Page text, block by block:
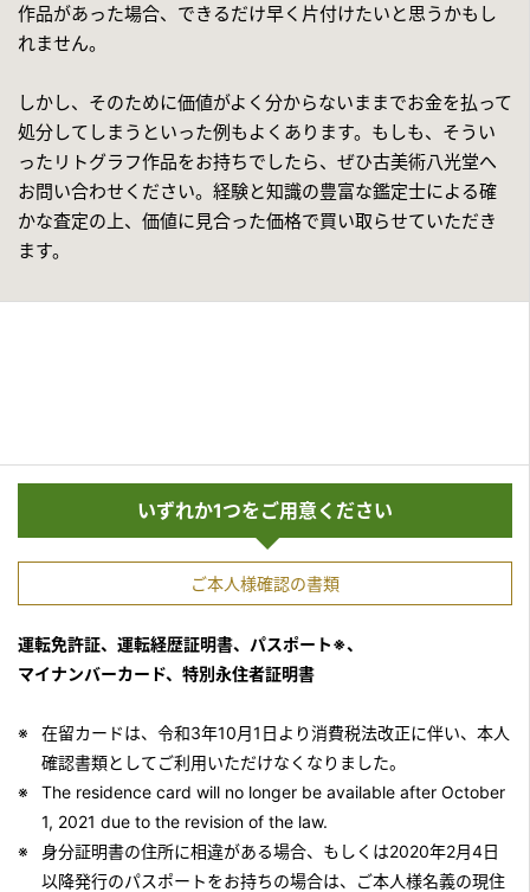
作品があった場合、できるだけ早く片付けたいと思うかもし
れません。
しかし、そのために価値がよく分からないままでお金を払って
処分してしまうといった例もよくあります。もしも、そうい
ったリトグラフ作品をお持ちでしたら、ぜひ古美術八光堂へ
お問い合わせください。経験と知識の豊富な鑑定士による確
かな査定の上、価値に見合った価格で買い取らせていただき
ます。
いずれか1つをご用意ください
ご本人様確認の書類
運転免許証、運転経歴証明書、パスポート※、
マイナンバーカード、特別永住者証明書
在留カードは、令和3年10月1日より消費税法改正に伴い、本人
確認書類としてご利用いただけなくなりました。
The residence card will no longer be available after October
1, 2021 due to the revision of the law.
身分証明書の住所に相違がある場合、もしくは2020年2月4日
以降発行のパスポートをお持ちの場合は、ご本人様名義の現住